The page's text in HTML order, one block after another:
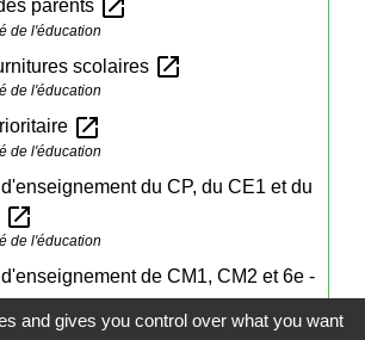
parents open_in_new
de l'éducation
scolaires open_in_new
de l'éducation
open_in_new
de l'éducation
du CP, du CE1 et du
open_in_new
de l'éducation
de CM1, CM2 et 6e -
de l'éducation
and gives you control over what you want